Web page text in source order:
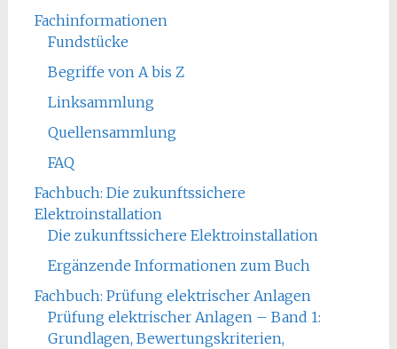
Fachinformationen
Fundstücke
Begriffe von A bis Z
Linksammlung
Quellensammlung
FAQ
Fachbuch: Die zukunftssichere
Elektroinstallation
Die zukunftssichere Elektroinstallation
Ergänzende Informationen zum Buch
Fachbuch: Prüfung elektrischer Anlagen
Prüfung elektrischer Anlagen – Band 1:
Grundlagen, Bewertungskriterien,